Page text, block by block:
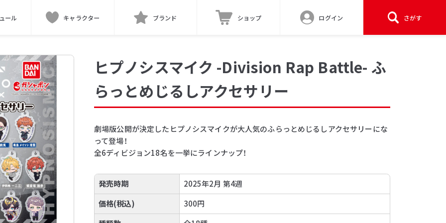
ール キャラクター ブランド ショップ ログイン さがす
ヒプノシスマイク -Division Rap Battle- ふ
らっとめじるしアクセサリー
劇場版公開が決定したヒプノシスマイクが大人気のふらっとめじるしアクセサリーにな
って登場！
全6ディビジョン18名を一挙にラインナップ！
発売時期
2025年2月 第4週
価格(税込)
300円